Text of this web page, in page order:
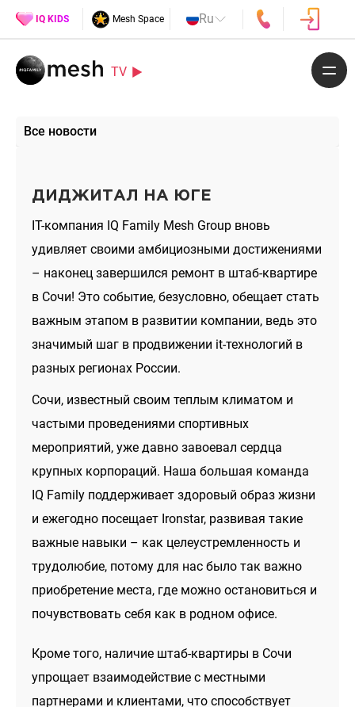
IQ KIDS Mesh Space Ru
TV
Все новости
ДИДЖИТАЛ НА ЮГЕ
IT-компания IQ Family Mesh Group вновь
удивляет своими амбициозными достижениями
– наконец завершился ремонт в штаб-квартире
в Сочи! Это событие, безусловно, обещает стать
важным этапом в развитии компании, ведь это
значимый шаг в продвижении it-технологий в
разных регионах России.
Сочи, известный своим теплым климатом и
частыми проведениями спортивных
мероприятий, уже давно завоевал сердца
крупных корпораций. Наша большая команда
IQ Family поддерживает здоровый образ жизни
и ежегодно посещает Ironstar, развивая такие
важные навыки – как целеустремленность и
трудолюбие, потому для нас было так важно
приобретение места, где можно остановиться и
почувствовать себя как в родном офисе.
Кроме того, наличие штаб-квартиры в Сочи
упрощает взаимодействие с местными
партнерами и клиентами, что способствует